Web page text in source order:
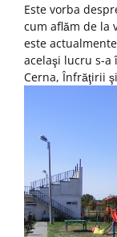
Este vorba
cum aflăm de la
este
acelaşi lucru s-a
Cerna, Înfrăţirii